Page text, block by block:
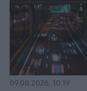
09.08.2026, 10:19